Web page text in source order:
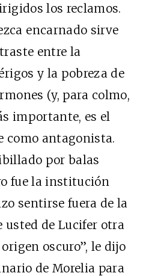
los reclamos.
encarnado sirve
entre la
y la pobreza de
(y, para colmo,
importante, es el
como antagonista.
por balas
fue la institución
sentirse fuera de la
usted de Lucifer otra
oscuro”, le dijo
de Morelia para